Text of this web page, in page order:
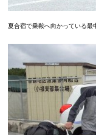
夏合宿で乗鞍へ向かっている